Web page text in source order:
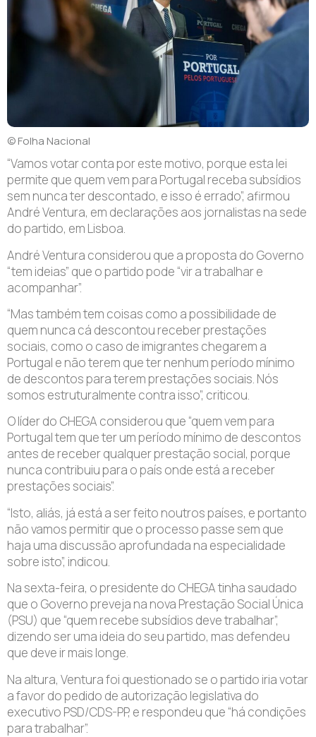
© Folha Nacional
“Vamos votar conta por este motivo, porque esta lei
permite que quem vem para Portugal receba subsídios
sem nunca ter descontado, e isso é errado”, afirmou
André Ventura, em declarações aos jornalistas na sede
do partido, em Lisboa.
André Ventura considerou que a proposta do Governo
“tem ideias” que o partido pode “vir a trabalhar e
acompanhar”.
“Mas também tem coisas como a possibilidade de
quem nunca cá descontou receber prestações
sociais, como o caso de imigrantes chegarem a
Portugal e não terem que ter nenhum período mínimo
de descontos para terem prestações sociais. Nós
somos estruturalmente contra isso”, criticou.
O líder do CHEGA considerou que “quem vem para
Portugal tem que ter um período mínimo de descontos
antes de receber qualquer prestação social, porque
nunca contribuiu para o país onde está a receber
prestações sociais”.
“Isto, aliás, já está a ser feito noutros países, e portanto
não vamos permitir que o processo passe sem que
haja uma discussão aprofundada na especialidade
sobre isto”, indicou.
Na sexta-feira, o presidente do CHEGA tinha saudado
que o Governo preveja na nova Prestação Social Única
(PSU) que “quem recebe subsídios deve trabalhar”,
dizendo ser uma ideia do seu partido, mas defendeu
que deve ir mais longe.
Na altura, Ventura foi questionado se o partido iria votar
a favor do pedido de autorização legislativa do
executivo PSD/CDS-PP, e respondeu que “há condições
para trabalhar”.